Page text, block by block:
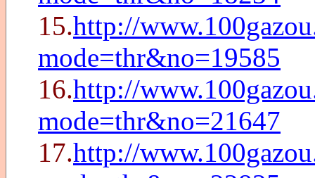
15.http://
mode=thr&no=19585
16.http://
mode=thr&no=21647
17.http://